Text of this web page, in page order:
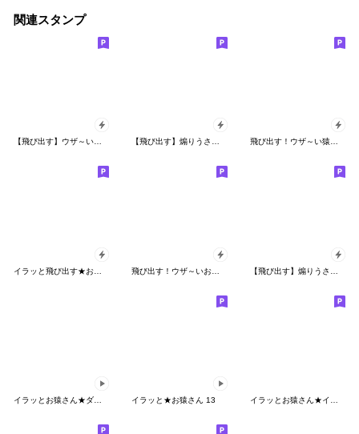
関連スタンプ
【飛び出す】ウザ～いお猿さんのお正月 【飛び出す】煽りうさぎ4☆関西弁 飛び出す！ウザ～い猿【でか文字】再販
イラッと★お猿さん 13